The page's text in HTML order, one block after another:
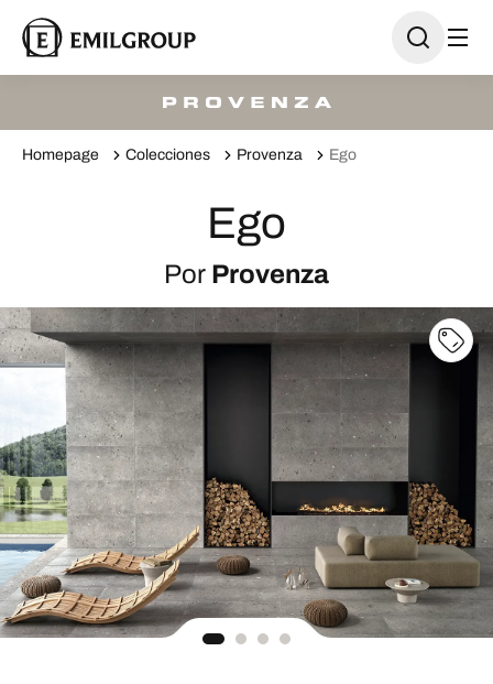
Homepage Colecciones Provenza Ego
Ego
Por Provenza